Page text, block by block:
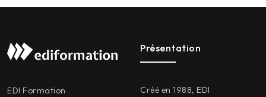
EDI Formation
Présentation
Créé en 1988, EDI